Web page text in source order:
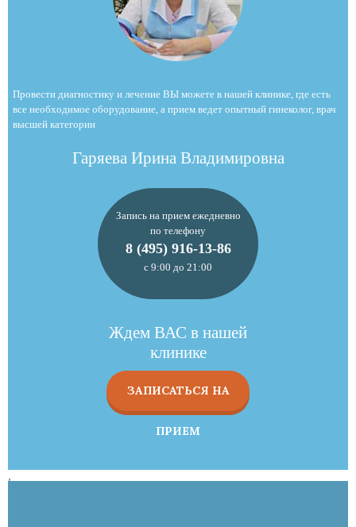
Провести диагностику и лечение ВЫ можете в нашей клинике, где есть
все необходимое оборудование, а прием ведет опытный гинеколог, врач
высшей категории
Гаряева Ирина Владимировна
Запись на прием ежедневно
по телефону
8 (495) 916-13-86
с 9:00 до 21:00
Ждем ВАС в нашей
клинике
ЗАПИСАТЬСЯ НА
ПРИЕМ